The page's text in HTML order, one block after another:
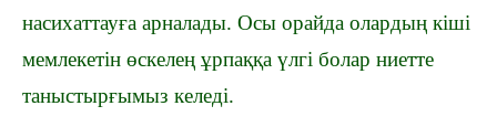
насихаттауға арналады. Осы орайда олардың кіші
мемлекетін өскелең ұрпаққа үлгі болар ниетте
таныстырғымыз келеді.